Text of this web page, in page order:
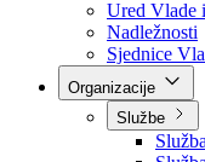
i sport
Ured Vlade
Nadležnosti
Sjednice